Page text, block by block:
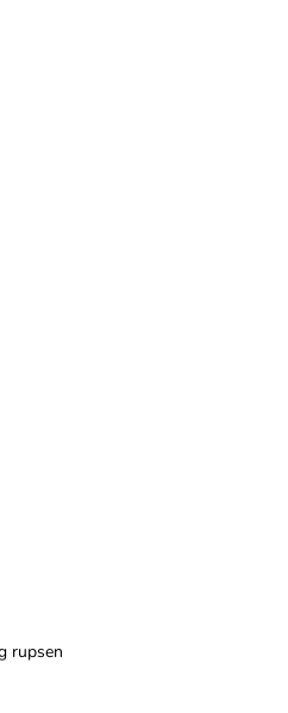
rupsen